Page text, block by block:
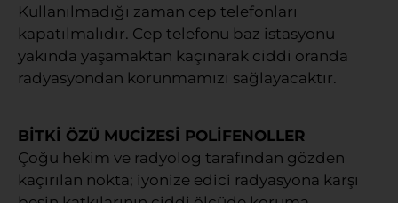
Kullanılmadığı zaman cep telefonları
kapatılmalıdır. Cep telefonu baz istasyonu
yakında yaşamaktan kaçınarak ciddi oranda
radyasyondan korunmamızı sağlayacaktır.
BİTKİ ÖZÜ MUCİZESİ POLİFENOLLER
Çoğu hekim ve radyolog tarafından gözden
kaçırılan nokta; iyonize edici radyasyona karşı